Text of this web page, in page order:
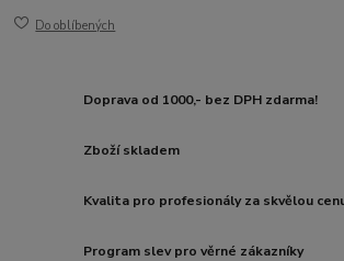
Do oblíbených
Doprava od 1000,- bez DPH zdarma!
Zboží skladem
Kvalita pro profesionály za skvělou
Program slev pro věrné zákazníky